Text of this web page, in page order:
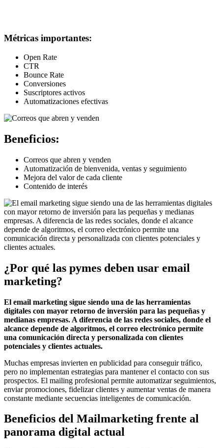
Métricas importantes:
Open Rate
CTR
Bounce Rate
Conversiones
Suscriptores activos
Automatizaciones efectivas
Beneficios:
Correos que abren y venden
Automatización de bienvenida, ventas y seguimiento
Mejora del valor de cada cliente
Contenido de interés
¿Por qué las pymes deben usar email
marketing?
El email marketing sigue siendo una de las herramientas
digitales con mayor retorno de inversión para las pequeñas y
medianas empresas. A diferencia de las redes sociales, donde el
alcance depende de algoritmos, el correo electrónico permite
una comunicación directa y personalizada con clientes
potenciales y clientes actuales.
Muchas empresas invierten en publicidad para conseguir tráfico,
pero no implementan estrategias para mantener el contacto con sus
prospectos. El mailing profesional permite automatizar seguimientos,
enviar promociones, fidelizar clientes y aumentar ventas de manera
constante mediante secuencias inteligentes de comunicación.
Beneficios del Mailmarketing frente al
panorama digital actual